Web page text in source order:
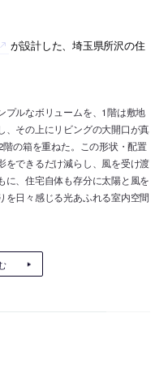
が設計した、埼玉県所沢の住
プルなボリュームを、1階は敷地
、その上にリビングの大開口が真
の箱を重ねた。この形状・配置
をできるだけ減らし、風を受け渡
に、住宅自体も存分に太陽と風を
を日々感じる光あふれる室内空間